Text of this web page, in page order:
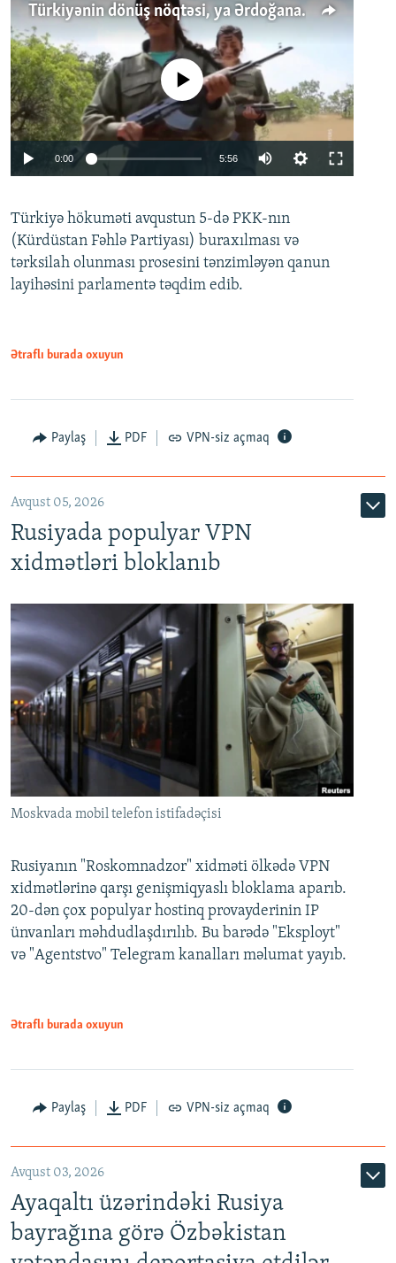
Türkiyənin dönüş nöqtəsi, ya Ərdoğana üçüncü şans: PKK ilə qəfil barışıq nə deməkdir?
Auto 240p 360p 480p
720p 1080p
No media source currently available
0:00 5:56
360p
480p
Türkiyə hökuməti avqustun 5-də PKK-nın
(Kürdüstan Fəhlə Partiyası) buraxılması və
tərksilah olunması prosesini tənzimləyən qanun
layihəsini parlamentə təqdim edib.
Ətraflı burada oxuyun
Paylaş PDF VPN-siz açmaq
Avqust 05, 2026
Rusiyada populyar VPN
xidmətləri bloklanıb
Moskvada mobil telefon istifadəçisi
Rusiyanın "Roskomnadzor" xidməti ölkədə VPN
xidmətlərinə qarşı genişmiqyaslı bloklama aparıb.
20-dən çox populyar hostinq provayderinin IP
ünvanları məhdudlaşdırılıb. Bu barədə "Eksployt"
və "Agentstvo" Telegram kanalları məlumat yayıb.
Ətraflı burada oxuyun
Paylaş PDF VPN-siz açmaq
Avqust 03, 2026
Ayaqaltı üzərindəki Rusiya
bayrağına görə Özbəkistan